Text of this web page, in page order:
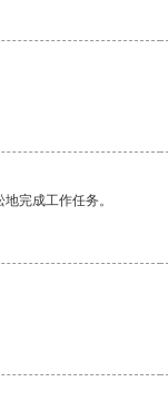
完成工作任务。